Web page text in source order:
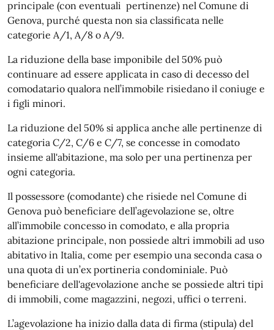
principale (con eventuali pertinenze) nel Comune di
Genova, purché questa non sia classificata nelle
categorie A/1, A/8 o A/9.
La riduzione della base imponibile del 50% può
continuare ad essere applicata in caso di decesso del
comodatario qualora nell’immobile risiedano il coniuge e
i figli minori.
La riduzione del 50% si applica anche alle pertinenze di
categoria C/2, C/6 e C/7, se concesse in comodato
insieme all'abitazione, ma solo per una pertinenza per
ogni categoria.
Il possessore (comodante) che risiede nel Comune di
Genova può beneficiare dell’agevolazione se, oltre
all’immobile concesso in comodato, e alla propria
abitazione principale, non possiede altri immobili ad uso
abitativo in Italia, come per esempio una seconda casa o
una quota di un’ex portineria condominiale. Può
beneficiare dell'agevolazione anche se possiede altri tipi
di immobili, come magazzini, negozi, uffici o terreni.
L’agevolazione ha inizio dalla data di firma (stipula) del